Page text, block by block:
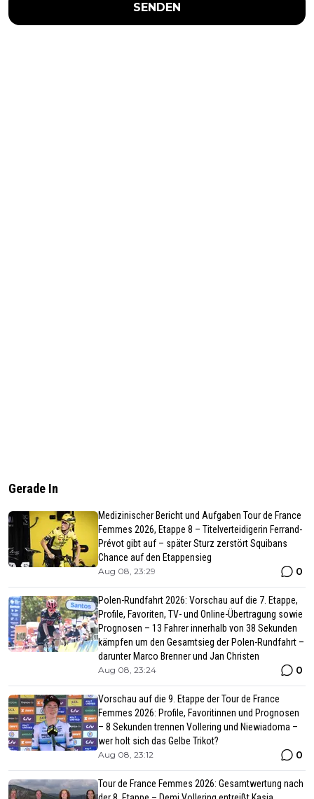
SENDEN
Gerade In
Medizinischer Bericht und Aufgaben Tour de France
Femmes 2026, Etappe 8 – Titelverteidigerin Ferrand-
Prévot gibt auf – später Sturz zerstört Squibans
Chance auf den Etappensieg
Aug 08, 23:29 0
Polen-Rundfahrt 2026: Vorschau auf die 7. Etappe,
Profile, Favoriten, TV- und Online-Übertragung sowie
Prognosen – 13 Fahrer innerhalb von 38 Sekunden
kämpfen um den Gesamtsieg der Polen-Rundfahrt –
darunter Marco Brenner und Jan Christen
Aug 08, 23:24 0
Vorschau auf die 9. Etappe der Tour de France
Femmes 2026: Profile, Favoritinnen und Prognosen
– 8 Sekunden trennen Vollering und Niewiadoma –
wer holt sich das Gelbe Trikot?
Aug 08, 23:12 0
Tour de France Femmes 2026: Gesamtwertung nach